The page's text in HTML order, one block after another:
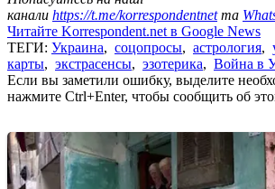
канали https://t.me/korrespondentnetта
Читайте Korrespondent.net в Google News
ТЕГИ: Украина, соцопросы, астрология,
карты, экстрасенсы, эзотерика, Война в
Если вы заметили ошибку, выделите
нажмите Ctrl+Enter, чтобы сообщить об